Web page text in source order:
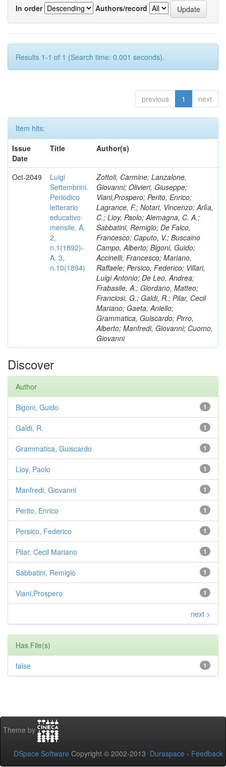
In order
Authors/record
Results 1-1 of 1 (Search time: 0.001 seconds).
previous 1 next
Item hits:
Issue
Date
Title Author(s)
Oct-2049
Luigi
Settembrini.
Periodico
letterario
educativo
mensile. A.
2,
n.1(1892)-
A. 3,
n.10(1894)
Zottoli, Carmine; Lanzalone,
Giovanni; Olivieri, Giuseppe;
Viani,Prospero; Perito, Enrico;
Lagrance, F.; Notari, Vincenzo; Arlìa,
C.; Lioy, Paolo; Alemagna, C. A.;
Sabbatini, Remigio; De Falco,
Francesco; Caputo, V.; Buscaino
Campo, Alberto; Bigoni, Guido;
Accinelli, Francesco; Mariano,
Raffaele; Persico, Federico; Villari,
Luigi Antonio; De Leo, Andrea;
Frabasile, A.; Giordano, Matteo;
Franciosi, G.; Galdi, R.; Pilar, Cecil
Mariano; Gaeta, Aniello;
Grammatica, Guiscardo; Pirro,
Alberto; Manfredi, Giovanni; Cuomo,
Giovanni
Discover
Author
1
Bigoni, Guido
1
Galdi, R.
1
Grammatica, Guiscardo
1
Lioy, Paolo
1
Manfredi, Giovanni
1
Perito, Enrico
1
Persico, Federico
1
Pilar, Cecil Mariano
1
Sabbatini, Remigio
1
Viani,Prospero
next >
Has File(s)
1
false
Theme by
DSpace Software Copyright © 2002-2013 Duraspace - Feedback